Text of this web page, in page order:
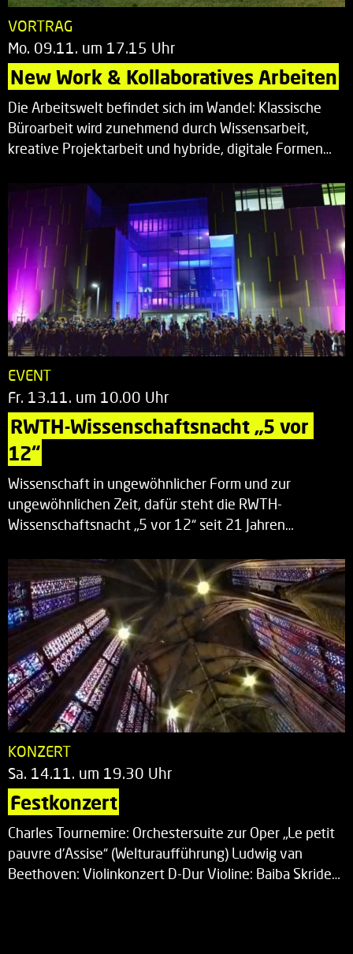
VORTRAG
Mo. 09.11. um 17.15 Uhr
New Work & Kollaboratives Arbeiten
Die Arbeitswelt befindet sich im Wandel: Klassische
Büroarbeit wird zunehmend durch Wissensarbeit,
kreative Projektarbeit und hybride, digitale Formen…
EVENT
Fr. 13.11. um 10.00 Uhr
RWTH-Wissenschaftsnacht „5 vor
12“
Wissenschaft in ungewöhnlicher Form und zur
ungewöhnlichen Zeit, dafür steht die RWTH-
Wissenschaftsnacht „5 vor 12“ seit 21 Jahren…
KONZERT
Sa. 14.11. um 19.30 Uhr
Festkonzert
Charles Tournemire: Orchestersuite zur Oper „Le petit
pauvre d’Assise“ (Welturaufführung) Ludwig van
Beethoven: Violinkonzert D-Dur Violine: Baiba Skride…